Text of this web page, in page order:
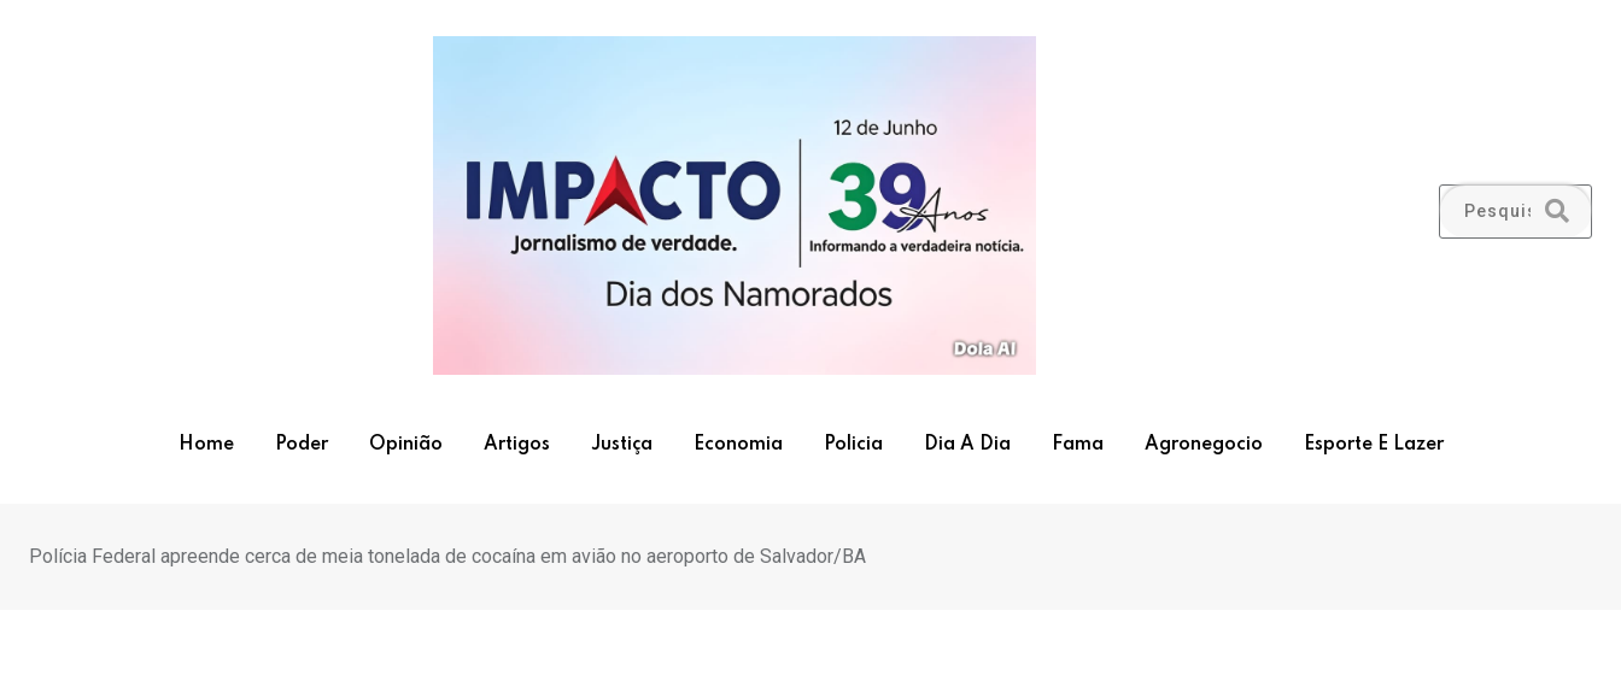
Home Poder Opinião Artigos Justiça Economia Policia Dia A Dia Fama Agronegocio Esporte E Lazer
Polícia Federal apreende cerca de meia tonelada de cocaína em avião no aeroporto de Salvador/BA